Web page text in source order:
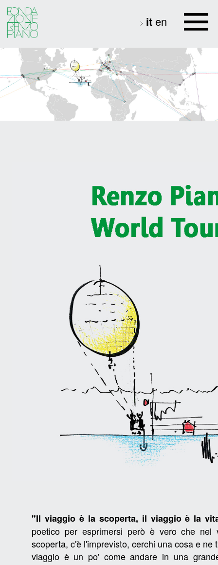
it en
"Il viaggio è la scoperta, il viaggio è la
poetico per esprimersi però è vero che nel
scoperta, c'è l'imprevisto, cerchi una cosa e ne
viaggio è un po' come andare in una